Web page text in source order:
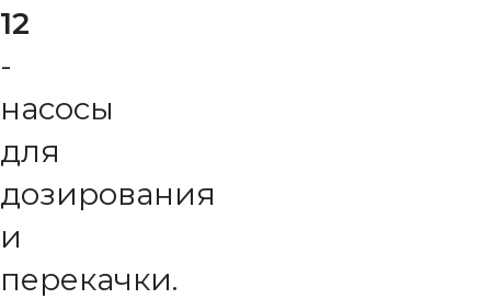
12
-
насосы
для
дозирования
и
перекачки.